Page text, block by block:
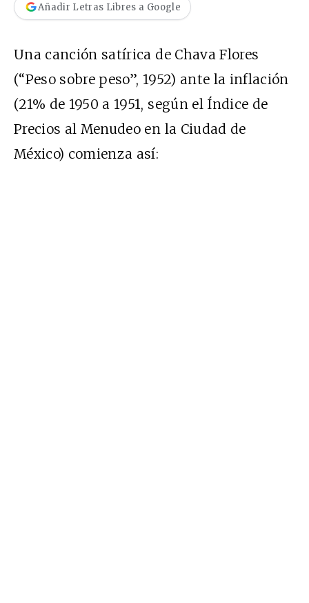
Añadir Letras Libres a Google
Una canción satírica de Chava Flores
(“Peso sobre peso”, 1952) ante la inflación
(21% de 1950 a 1951, según el Índice de
Precios al Menudeo en la Ciudad de
México) comienza así: